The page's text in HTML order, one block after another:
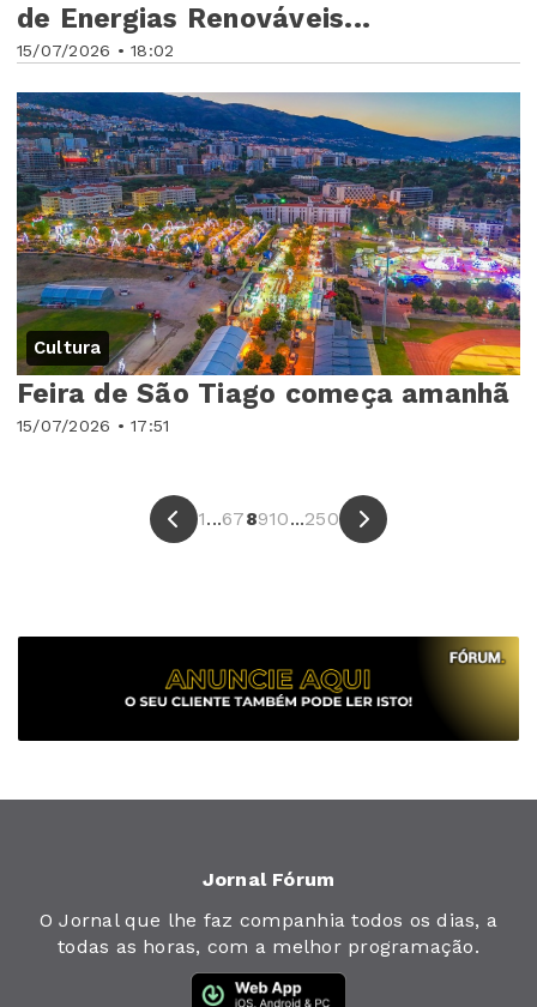
15/07/2026 • 18:02
de Energias Renováveis...
Cultura
15/07/2026 • 17:51
Feira de São Tiago começa amanhã
1...678910...250
Jornal Fórum
O Jornal que lhe faz companhia todos os dias, a
todas as horas, com a melhor programação.